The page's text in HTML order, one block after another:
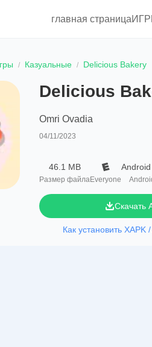
главная страница
Казуальные Delicious Bakery
Delicious
Omri Ovadia
04/11/2023
46.1 MB
Размер файлаEveryone
Скачать
Как установить